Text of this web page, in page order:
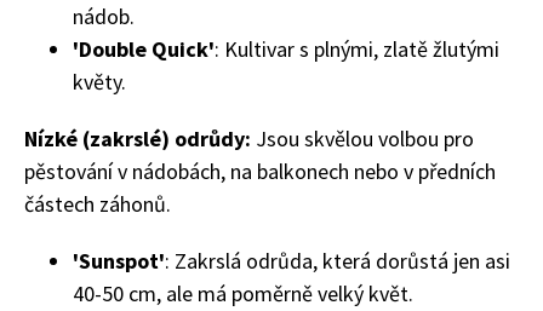
65 Kč
Objednat >
nádob.
'Double Quick': Kultivar s plnými, zlatě žlutými
květy.
Nízké (zakrslé) odrůdy: Jsou skvělou volbou pro
pěstování v nádobách, na balkonech nebo v předních
částech záhonů.
'Sunspot': Zakrslá odrůda, která dorůstá jen asi
40-50 cm, ale má poměrně velký květ.